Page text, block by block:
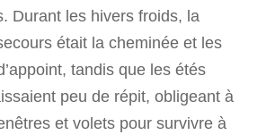
Durant les hivers froids, la
était la cheminée et les
tandis que les étés
peu de répit, obligeant à
et volets pour survivre à